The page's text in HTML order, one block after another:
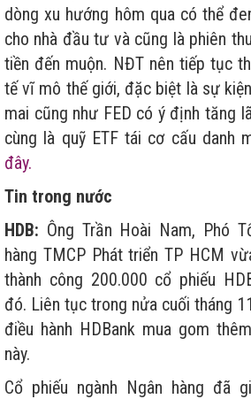
dòng xu hướng hôm qua có thể
cho nhà đầu tư và cũng là phiên
tiền đến muộn. NĐT nên tiếp tục
tế vĩ mô thế giới, đặc biệt là sự
mai cũng như FED có ý định tăng
cùng là quỹ ETF tái cơ cấu danh
đây.
Tin trong nước
HDB: Ông Trần Hoài Nam, Phó
hàng TMCP Phát triển TP HCM
thành công 200.000 cổ phiếu
đó. Liên tục trong nửa cuối tháng
điều hành HDBank mua gom
này.
Cổ phiếu ngành Ngân hàng đã